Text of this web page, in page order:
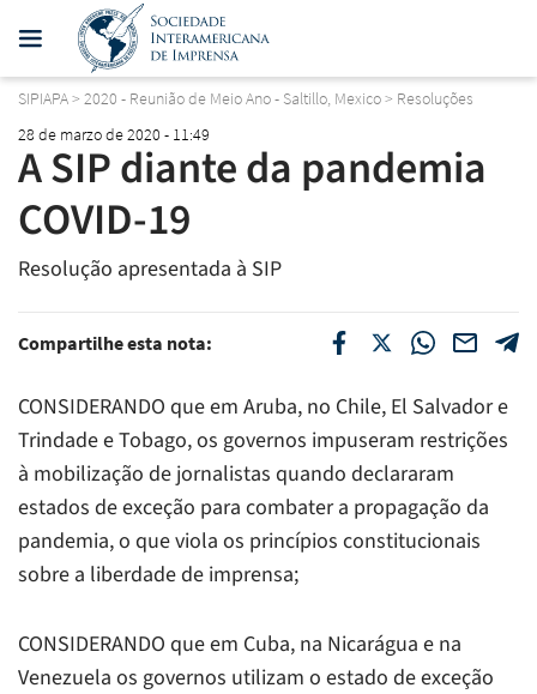
SIPIAPA> 2020 - Reunião de Meio Ano - Saltillo, Mexico> Resoluções
28 de marzo de 2020 - 11:49
A SIP diante da pandemia
COVID-19
Resolução apresentada à SIP
Compartilhe esta nota:
CONSIDERANDO que em Aruba, no Chile, El Salvador e
Trindade e Tobago, os governos impuseram restrições
à mobilização de jornalistas quando declararam
estados de exceção para combater a propagação da
pandemia, o que viola os princípios constitucionais
sobre a liberdade de imprensa;
CONSIDERANDO que em Cuba, na Nicarágua e na
Venezuela os governos utilizam o estado de exceção